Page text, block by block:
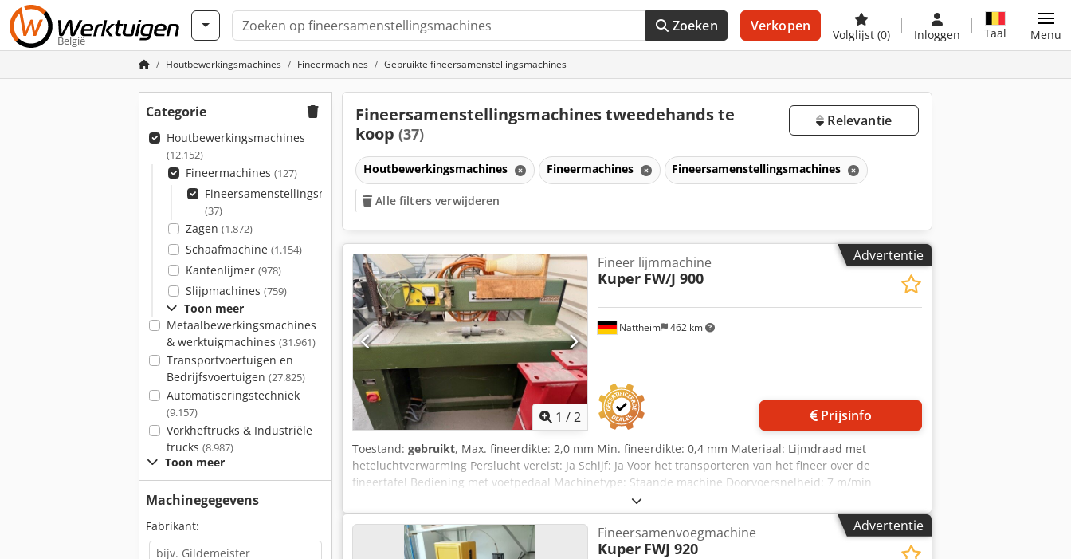
België
Zoeken Verkopen
Volglijst (0) Inloggen Taal Menu
Houtbewerkingsmachines Fineermachines Gebruikte fineersamenstellingsmachines
Categorie
Houtbewerkingsmachines
(12.152)
Fineermachines (127)
Fineersamenstellingsmachines
(37)
Zagen (1.872)
Schaafmachine (1.154)
Kantenlijmer (978)
Slijpmachines (759)
Toon meer
Metaalbewerkingsmachines
& werktuigmachines (31.961)
Transportvoertuigen en
Bedrijfsvoertuigen (27.825)
Automatiseringstechniek
(9.157)
Vorkheftrucks & Industriële
trucks (8.987)
Toon meer
Machinegegevens
Fabrikant:
Fineersamenstellingsmachines tweedehands te
koop (37)
Relevantie
Houtbewerkingsmachines Fineermachines Fineersamenstellingsmachines
Alle filters verwijderen
Advertentie
1 /2
Nattheim 462 km
Fineer lijmmachine
Kuper FW/J 900
Prijsinfo
Toestand: gebruikt, Max. fineerdikte: 2,0 mm Min. fineerdikte: 0,4 mm Materiaal: Lijmdraad met
heteluchtverwarming Perslucht vereist: Ja Schijf: Ja Voor het transporteren van het fineer over de
fineertafel Bediening met voetpedaal Machinetype: Staande machine Doorvoersnelheid: 7 m/min
Kolomoversteek: 900 mm Gewicht (ca.): 185 kg Afmetingen: 1400 x 500 x 1680 mm Opslaglocatie: Nattheim
Crodpfxexgqmxe Aglef
Advertentie
Fineersamenvoegmachine
Kuper FWJ 920